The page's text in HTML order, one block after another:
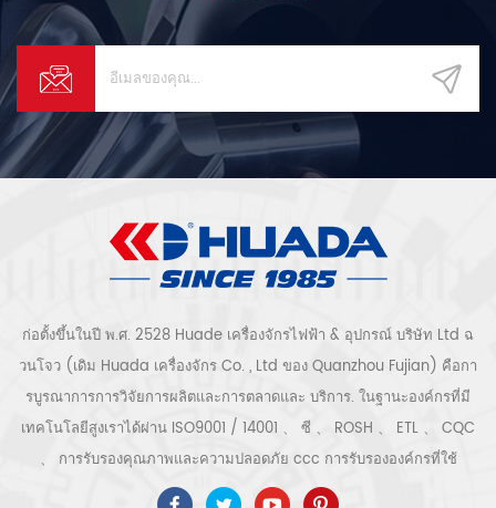
ก่อตั้งขึ้นในปี พ.ศ. 2528 Huade เครื่องจักรไฟฟ้า & อุปกรณ์ บริษัท Ltd ฉ
วนโจว (เดิม Huada เครื่องจักร Co. , Ltd ของ Quanzhou Fujian) คือกา
รบูรณาการการวิจัยการผลิตและการตลาดและ บริการ. ในฐานะองค์กรที่มี
เทคโนโลยีสูงเราได้ผ่าน ISO9001 / 14001 、 ซี 、 ROSH 、 ETL 、 CQC
、 การรับรองคุณภาพและความปลอดภัย ccc การรับรององค์กรที่ใช้
เทคโนโลยีขั้นสูง ฯลฯ ระบบและอุปกรณ์อัดอากาศ ได้แก่ แบบสกรู, ชนิดหอย